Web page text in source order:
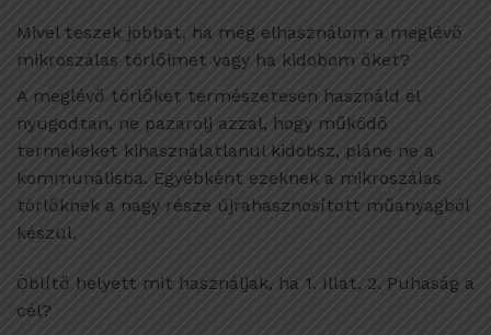
Mivel teszek jobbat, ha még elhasználom a meglévő
mikroszálas törlőimet vagy ha kidobom őket?
A meglévő törlőket természetesen használd el
nyugodtan, ne pazarolj azzal, hogy működő
termékeket kihasználatlanul kidobsz, pláne ne a
kommunálisba. Egyébként ezeknek a mikroszálas
törlőknek a nagy része újrahasznosított műanyagból
készül.
Öblítő helyett mit használjak, ha 1. Illat, 2. Puhaság a
cél?